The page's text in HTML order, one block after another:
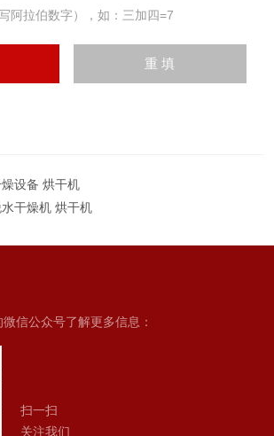
阿拉伯数字），如：三加四=7
设备 烘干机
干燥机 烘干机
信公众号了解更多信息：
扫一扫
关注我们